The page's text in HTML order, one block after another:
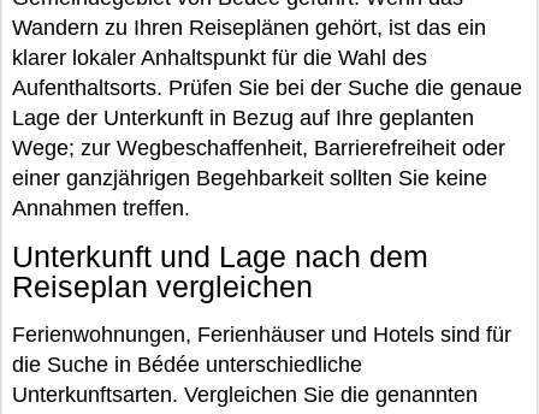
Wandern zu Ihren Reiseplänen gehört, ist das ein
klarer lokaler Anhaltspunkt für die Wahl des
Aufenthaltsorts. Prüfen Sie bei der Suche die genaue
Lage der Unterkunft in Bezug auf Ihre geplanten
Wege; zur Wegbeschaffenheit, Barrierefreiheit oder
einer ganzjährigen Begehbarkeit sollten Sie keine
Annahmen treffen.
Unterkunft und Lage nach dem
Reiseplan vergleichen
Ferienwohnungen, Ferienhäuser und Hotels sind für
die Suche in Bédée unterschiedliche
Unterkunftsarten. Vergleichen Sie die genannten